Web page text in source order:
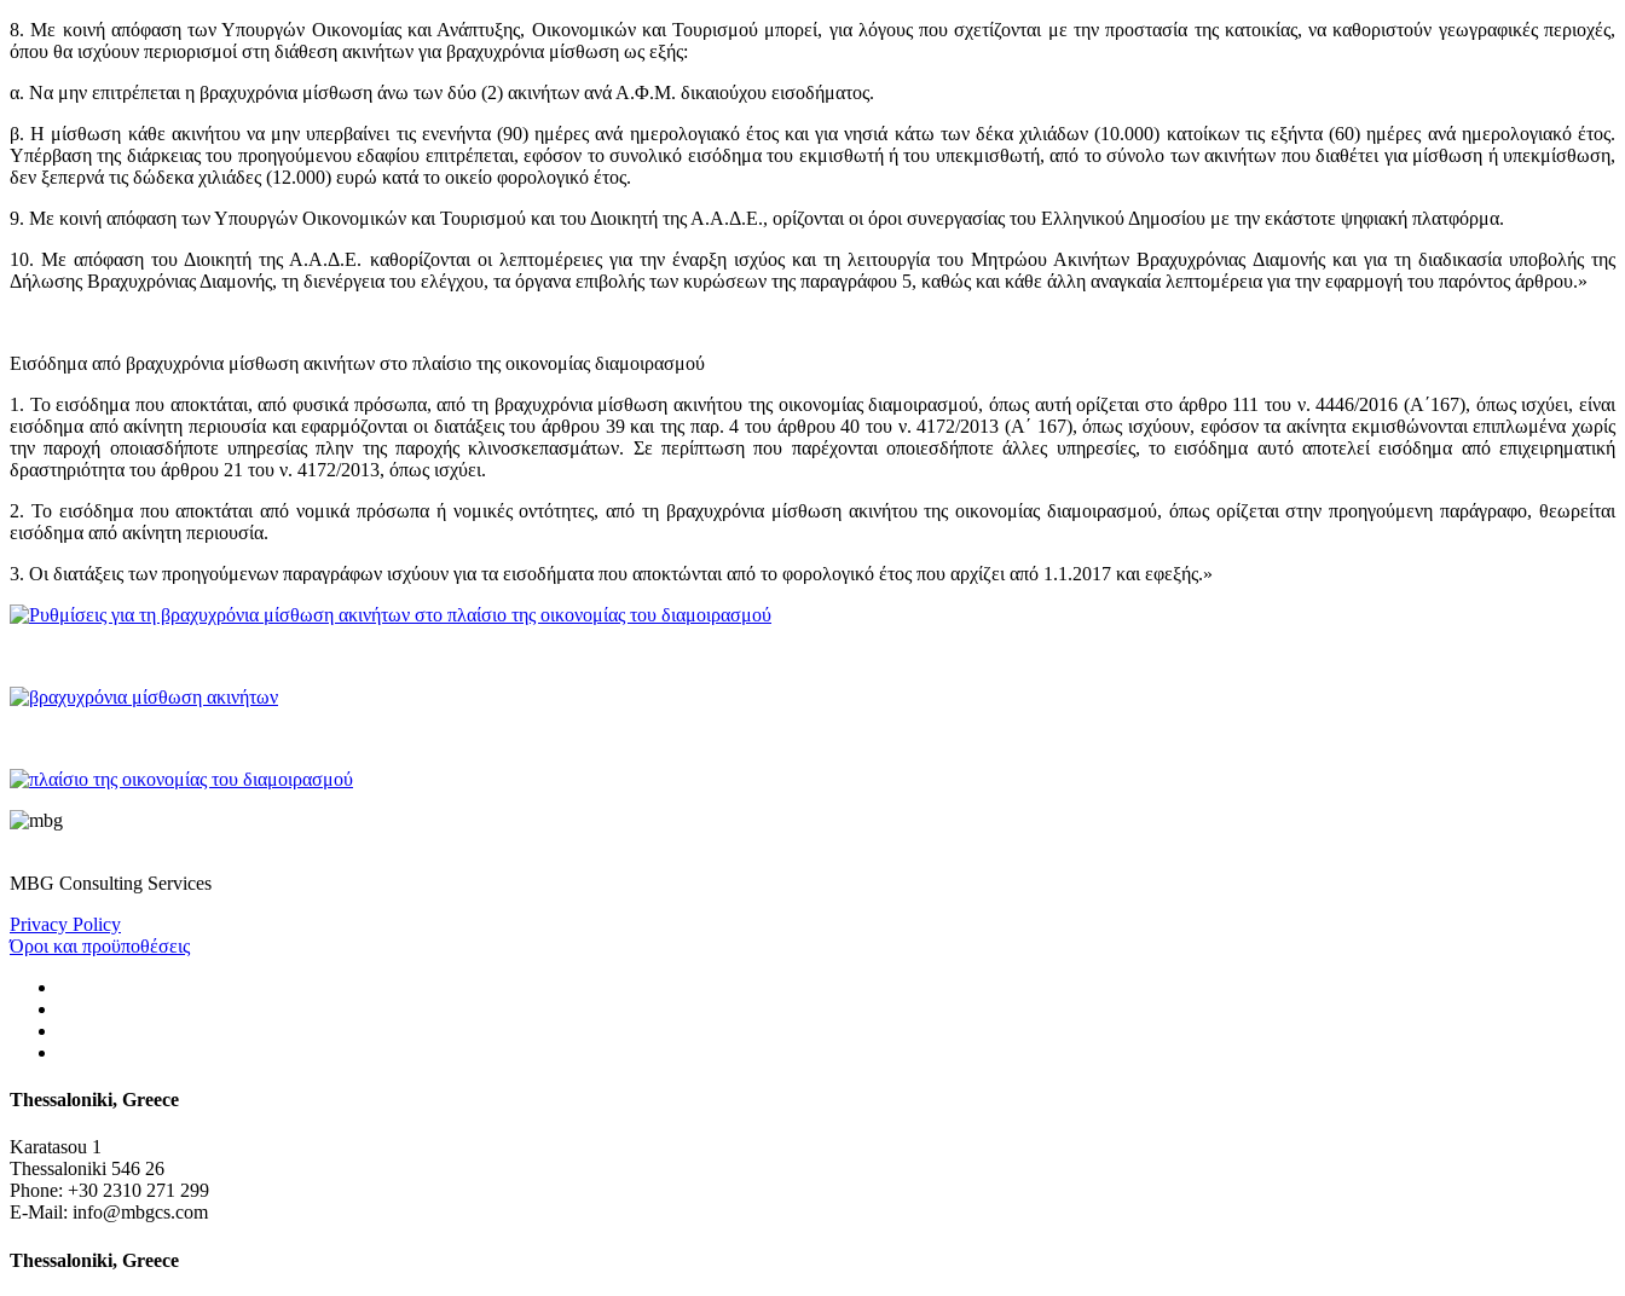
8. Με κοινή απόφαση των Υπουργών Οικονομίας και Ανάπτυξης, Οικονομικών και Τουρισμού μπορεί, για λόγους που σχετίζονται με την προστασία της κατοικίας, να καθοριστούν γεωγραφικές περιοχές,
όπου θα ισχύουν περιορισμοί στη διάθεση ακινήτων για βραχυχρόνια μίσθωση ως εξής:
α. Να μην επιτρέπεται η βραχυχρόνια μίσθωση άνω των δύο (2) ακινήτων ανά Α.Φ.Μ. δικαιούχου εισοδήματος.
β. Η μίσθωση κάθε ακινήτου να μην υπερβαίνει τις ενενήντα (90) ημέρες ανά ημερολογιακό έτος και για νησιά κάτω των δέκα χιλιάδων (10.000) κατοίκων τις εξήντα (60) ημέρες ανά ημερολογιακό έτος.
Υπέρβαση της διάρκειας του προηγούμενου εδαφίου επιτρέπεται, εφόσον το συνολικό εισόδημα του εκμισθωτή ή του υπεκμισθωτή, από το σύνολο των ακινήτων που διαθέτει για μίσθωση ή υπεκμίσθωση,
δεν ξεπερνά τις δώδεκα χιλιάδες (12.000) ευρώ κατά το οικείο φορολογικό έτος.
9. Με κοινή απόφαση των Υπουργών Οικονομικών και Τουρισμού και του Διοικητή της Α.Α.Δ.Ε., ορίζονται οι όροι συνεργασίας του Ελληνικού Δημοσίου με την εκάστοτε ψηφιακή πλατφόρμα.
10. Με απόφαση του Διοικητή της Α.Α.Δ.Ε. καθορίζονται οι λεπτομέρειες για την έναρξη ισχύος και τη λειτουργία του Μητρώου Ακινήτων Βραχυχρόνιας Διαμονής και για τη διαδικασία υποβολής της
Δήλωσης Βραχυχρόνιας Διαμονής, τη διενέργεια του ελέγχου, τα όργανα επιβολής των κυρώσεων της παραγράφου 5, καθώς και κάθε άλλη αναγκαία λεπτομέρεια για την εφαρμογή του παρόντος άρθρου.»
Εισόδημα από βραχυχρόνια μίσθωση ακινήτων στο πλαίσιο της οικονομίας διαμοιρασμού
1. Το εισόδημα που αποκτάται, από φυσικά πρόσωπα, από τη βραχυχρόνια μίσθωση ακινήτου της οικονομίας διαμοιρασμού, όπως αυτή ορίζεται στο άρθρο 111 του ν. 4446/2016 (Α΄167), όπως ισχύει, είναι
εισόδημα από ακίνητη περιουσία και εφαρμόζονται οι διατάξεις του άρθρου 39 και της παρ. 4 του άρθρου 40 του ν. 4172/2013 (Α΄ 167), όπως ισχύουν, εφόσον τα ακίνητα εκμισθώνονται επιπλωμένα χωρίς
την παροχή οποιασδήποτε υπηρεσίας πλην της παροχής κλινοσκεπασμάτων. Σε περίπτωση που παρέχονται οποιεσδήποτε άλλες υπηρεσίες, το εισόδημα αυτό αποτελεί εισόδημα από επιχειρηματική
δραστηριότητα του άρθρου 21 του ν. 4172/2013, όπως ισχύει.
2. Το εισόδημα που αποκτάται από νομικά πρόσωπα ή νομικές οντότητες, από τη βραχυχρόνια μίσθωση ακινήτου της οικονομίας διαμοιρασμού, όπως ορίζεται στην προηγούμενη παράγραφο, θεωρείται
εισόδημα από ακίνητη περιουσία.
3. Οι διατάξεις των προηγούμενων παραγράφων ισχύουν για τα εισοδήματα που αποκτώνται από το φορολογικό έτος που αρχίζει από 1.1.2017 και εφεξής.»
MBG Consulting Services
Privacy Policy
Όροι και προϋποθέσεις
Thessaloniki, Greece
Karatasou 1
Thessaloniki 546 26
Phone: +30 2310 271 299
E-Mail: info@mbgcs.com
Thessaloniki, Greece